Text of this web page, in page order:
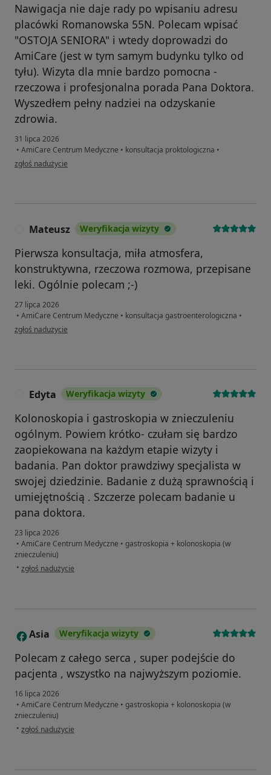
Nawigacja nie daje rady po wpisaniu adresu
placówki Romanowska 55N. Polecam wpisać
"OSTOJA SENIORA" i wtedy doprowadzi do
AmiCare (jest w tym samym budynku tylko od
tyłu). Wizyta dla mnie bardzo pomocna -
rzeczowa i profesjonalna porada Pana Doktora.
Wyszedłem pełny nadziei na odzyskanie
zdrowia.
31 lipca 2026
• AmiCare Centrum Medyczne • konsultacja proktologiczna •
w opinii użytkownika PJ
zgłoś nadużycie
Mateusz Weryfikacja wizyty
Pierwsza konsultacja, miła atmosfera,
konstruktywna, rzeczowa rozmowa, przepisane
leki. Ogólnie polecam ;-)
27 lipca 2026
• AmiCare Centrum Medyczne • konsultacja gastroenterologiczna •
w opinii użytkownika Mateusz
zgłoś nadużycie
Edyta Weryfikacja wizyty
Kolonoskopia i gastroskopia w znieczuleniu
ogólnym. Powiem krótko- czułam się bardzo
zaopiekowana na każdym etapie wizyty i
badania. Pan doktor prawdziwy specjalista w
swojej dziedzinie. Badanie z dużą sprawnością i
umiejętnością . Szczerze polecam badanie u
pana doktora.
23 lipca 2026
• AmiCare Centrum Medyczne • gastroskopia + kolonoskopia (w
znieczuleniu)
• w opinii użytkownika Edyta
zgłoś nadużycie
A Asia Weryfikacja wizyty
Polecam z całego serca , super podejście do
pacjenta , wszystko na najwyższym poziomie.
16 lipca 2026
• AmiCare Centrum Medyczne • gastroskopia + kolonoskopia (w
znieczuleniu)
• w opinii użytkownika Asia
zgłoś nadużycie